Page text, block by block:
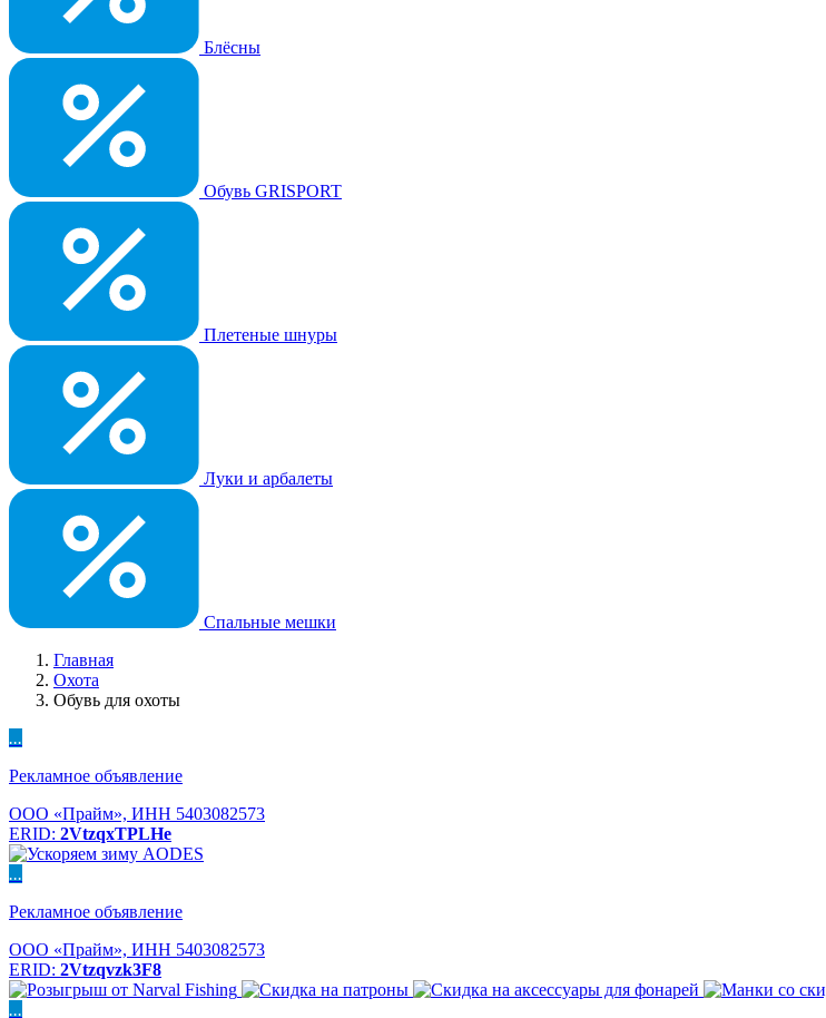
Блёсны
Обувь GRISPORT
Плетеные шнуры
Луки и арбалеты
Спальные мешки
Главная
Охота
Обувь для охоты
...
Рекламное объявление
ООО «Прайм», ИНН 5403082573
ERID: 2VtzqxTPLHe
...
Рекламное объявление
ООО «Прайм», ИНН 5403082573
ERID: 2Vtzqvzk3F8
...